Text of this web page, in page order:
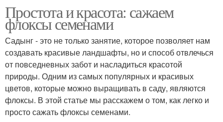
Простота и красота: сажаем
флоксы семенами
Садынг - это не только занятие, которое позволяет нам
создавать красивые ландшафты, но и способ отвлечься
от повседневных забот и насладиться красотой
природы. Одним из самых популярных и красивых
цветов, которые можно выращивать в саду, являются
флоксы. В этой статье мы расскажем о том, как легко и
просто сажать флоксы семенами.